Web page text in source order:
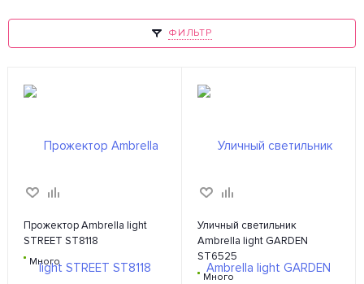
ФИЛЬТР
Прожектор Ambrella light
STREET ST8118
Много
Уличный светильник
Ambrella light GARDEN
ST6525
Много